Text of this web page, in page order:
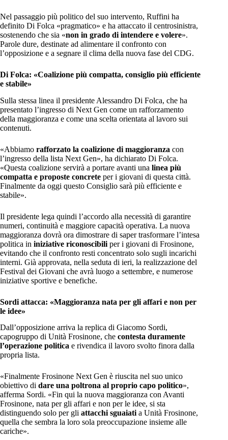
Nel passaggio più politico del suo intervento, Ruffini ha
definito Di Folca «pragmatico» e ha attaccato il centrosinistra,
sostenendo che sia «non in grado di intendere e volere».
Parole dure, destinate ad alimentare il confronto con
l’opposizione e a segnare il clima della nuova fase del CDG.
Di Folca: «Coalizione più compatta, consiglio più efficiente
e stabile»
Sulla stessa linea il presidente Alessandro Di Folca, che ha
presentato l’ingresso di Next Gen come un rafforzamento
della maggioranza e come una scelta orientata al lavoro sui
contenuti.
«Abbiamo rafforzato la coalizione di maggioranza con
l’ingresso della lista Next Gen», ha dichiarato Di Folca.
«Questa coalizione servirà a portare avanti una linea più
compatta e proposte concrete per i giovani di questa città.
Finalmente da oggi questo Consiglio sarà più efficiente e
stabile».
Il presidente lega quindi l’accordo alla necessità di garantire
numeri, continuità e maggiore capacità operativa. La nuova
maggioranza dovrà ora dimostrare di saper trasformare l’intesa
politica in iniziative riconoscibili per i giovani di Frosinone,
evitando che il confronto resti concentrato solo sugli incarichi
interni. Già approvata, nella seduta di ieri, la realizzazione del
Festival dei Giovani che avrà luogo a settembre, e numerose
iniziative sportive e benefiche.
Sordi attacca: «Maggioranza nata per gli affari e non per
le idee»
Dall’opposizione arriva la replica di Giacomo Sordi,
capogruppo di Unità Frosinone, che contesta duramente
l’operazione politica e rivendica il lavoro svolto finora dalla
propria lista.
«Finalmente Frosinone Next Gen è riuscita nel suo unico
obiettivo di dare una poltrona al proprio capo politico»,
afferma Sordi. «Fin qui la nuova maggioranza con Avanti
Frosinone, nata per gli affari e non per le idee, si sta
distinguendo solo per gli attacchi sguaiati a Unità Frosinone,
quella che sembra la loro sola preoccupazione insieme alle
cariche».